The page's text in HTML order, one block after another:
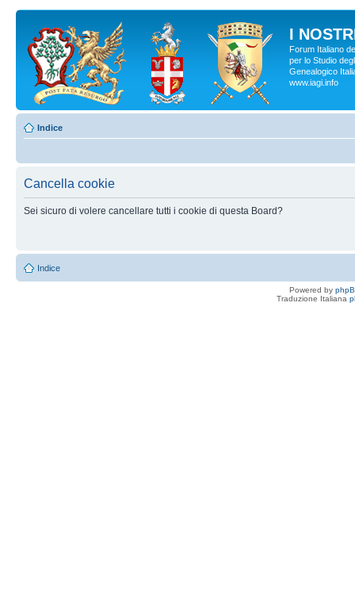
I
Forum Italiano
per lo Studio
Genealogico
www.iagi.info
Indice
Cancella cookie
Sei sicuro di volere cancellare tutti i cookie di questa Board?
Indice
Powered by
Traduzione Italiana